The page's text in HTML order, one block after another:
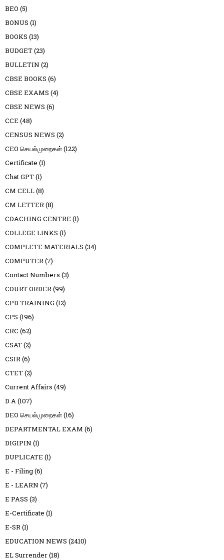
BEO (5)
BONUS (1)
BOOKS (13)
BUDGET(23)
BULLETIN (2)
CBSE BOOKS (6)
CBSE EXAMS (4)
CBSE NEWS (6)
CCE (48)
CENSUS NEWS (2)
CEO செயல்முறைகள்(122)
Certificate (1)
Chat GPT(1)
CM CELL(8)
CM LETTER (8)
COACHING CENTRE (1)
COLLEGE LINKS (1)
COMPLETE MATERIALS (34)
COMPUTER (7)
Contact Numbers (3)
COURT ORDER (99)
CPD TRAINING (12)
CPS (196)
CRC (62)
CSAT(2)
CSIR (6)
CTET(2)
Current Affairs (49)
D A (107)
DEO செயல்முறைகள்(16)
DEPARTMENTAL EXAM (6)
DIGIPIN (1)
DUPLICATE (1)
E - Filing(6)
E - LEARN (7)
E PASS (3)
E-Certificate (1)
E-SR (1)
EDUCATION NEWS (2410)
EL Surrender(18)